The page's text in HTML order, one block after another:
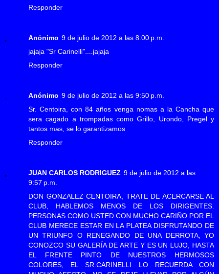
Responder
Anónimo 9 de julio de 2012 a las 8:00 p.m.
jajaja "Sr Carinelli"....jajaja
Responder
Anónimo 9 de julio de 2012 a las 9:50 p.m.
Sr. Centoira, con 84 años venga nomas a la Cancha que
sera cagado a trompadas como Grillo, Urondo, Pregel y
tantos mas, se lo garantizamos
Responder
JUAN CARLOS RODRIGUEZ 9 de julio de 2012 a las
9:57 p.m.
DON GONZALEZ CENTOIRA, TRATE DE ACERCARSE AL
CLUB, HABLEMOS MENOS DE LOS DIRIGENTES.
PERSONAS COMO USTED CON MUCHO CARIÑO POR EL
CLUB MERECE ESTAR EN LA PLATEA DISFRUTANDO DE
UN TRIUNFO O RENEGANDO DE UNA DERROTA, YO
CONOZCO SU GALERÍA DE ARTE Y ES UN LUJO, HASTA
EL FRENTE PINTO DE NUESTROS HERMOSOS
COLORES, EL SR.CARINELLI LO RECUERDA CON